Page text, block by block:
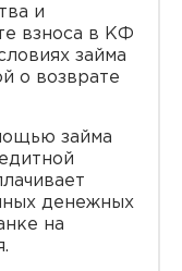
и
взноса в КФ
займа
о возврате
займа
денежных
на